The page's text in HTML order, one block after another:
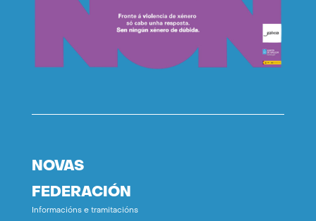
NOVAS
FEDERACIÓN
Informacións e tramitacións